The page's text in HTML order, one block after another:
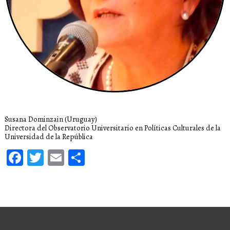
Susana Dominzain (Uruguay)
Directora del Observatorio Universitario en Políticas Culturales de la
Universidad de la República
Facebook
Twitter
EmailCompartir